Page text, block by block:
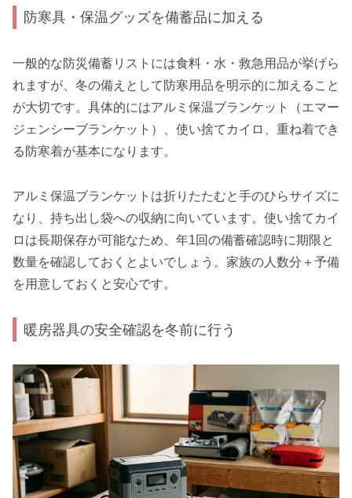
防寒具・保温グッズを備蓄品に加える
一般的な防災備蓄リストには食料・水・救急用品が挙げら
れますが、冬の備えとして防寒用品を明示的に加えること
が大切です。具体的にはアルミ保温ブランケット（エマー
ジェンシーブランケット）、使い捨てカイロ、重ね着でき
る防寒着が基本になります。
アルミ保温ブランケットは折りたたむと手のひらサイズに
なり、持ち出し袋への収納に向いています。使い捨てカイ
ロは長期保存が可能なため、年1回の備蓄確認時に期限と
数量を確認しておくとよいでしょう。家族の人数分＋予備
を用意しておくと安心です。
暖房器具の安全確認を冬前に行う